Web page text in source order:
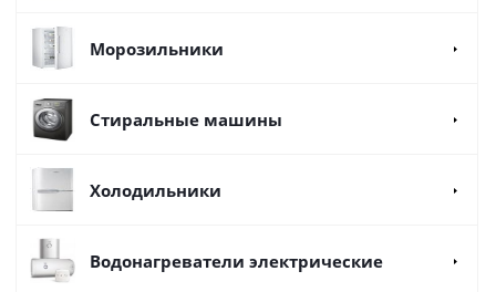
Морозильники
Стиральные машины
Холодильники
Водонагреватели электрические